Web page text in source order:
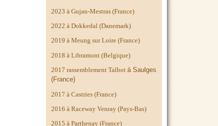
2023 à Gujan-Mestras (France)
2022 à Dokkedal (Danemark)
2019 à Meung sur Loire (France)
2018 à Libramont (Belgique)
2017 rassemblement Talbotà Saulges
(France)
2017 à Castries (France)
2016 à Raceway Venray (Pays-Bas)
2015 à Parthenay (France)